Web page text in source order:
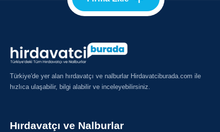
Türkiye'de yer alan hırdavatçı ve nalburlar Hirdavatciburada.com ile
hızlıca ulaşabilir, bilgi alabilir ve inceleyebilirsiniz.
Hırdavatçı ve Nalburlar